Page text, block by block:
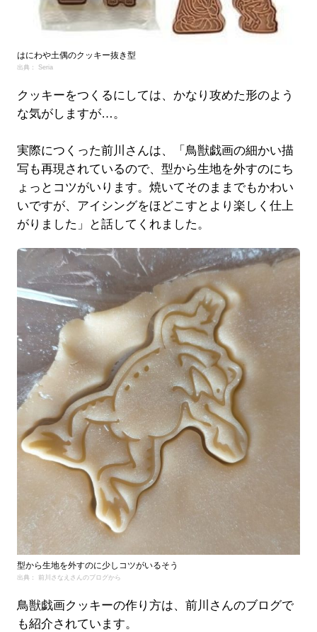
はにわや土偶のクッキー抜き型
出典： Seria
クッキーをつくるにしては、かなり攻めた形のよう
な気がしますが…。
実際につくった前川さんは、「鳥獣戯画の細かい描
写も再現されているので、型から生地を外すのにち
ょっとコツがいります。焼いてそのままでもかわい
いですが、アイシングをほどこすとより楽しく仕上
がりました」と話してくれました。
型から生地を外すのに少しコツがいるそう
出典： 前川さなえさんのブログから
鳥獣戯画クッキーの作り方は、前川さんのブログで
も紹介されています。